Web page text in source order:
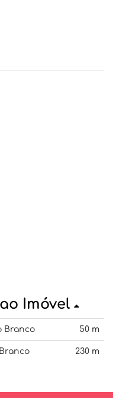
Imóvel
Branco 50 m
230 m